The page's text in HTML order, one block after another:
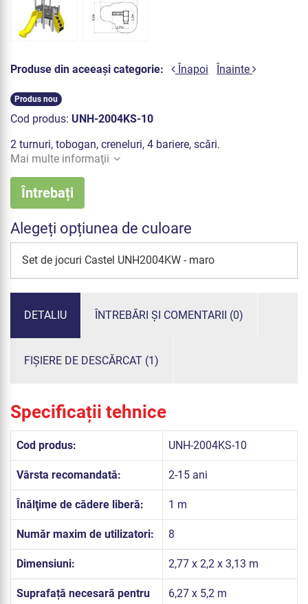
Produse din aceeași categorie: Înapoi Înainte
Produs nou
Cod produs: UNH-2004KS-10
2 turnuri, tobogan, creneluri, 4 bariere, scări.
Mai multe informaţii
Întrebați
Alegeți opțiunea de culoare
Set de jocuri Castel UNH2004KW - maro
DETALIU ÎNTREBĂRI ȘI COMENTARII (0)
FIȘIERE DE DESCĂRCAT (1)
Specificații tehnice
Cod produs: UNH-2004KS-10
Vârsta recomandată: 2-15 ani
Înălţime de cădere liberă: 1 m
Număr maxim de utilizatori: 8
Dimensiuni: 2,77 x 2,2 x 3,13 m
Suprafață necesară pentru
6,27 x 5,2 m